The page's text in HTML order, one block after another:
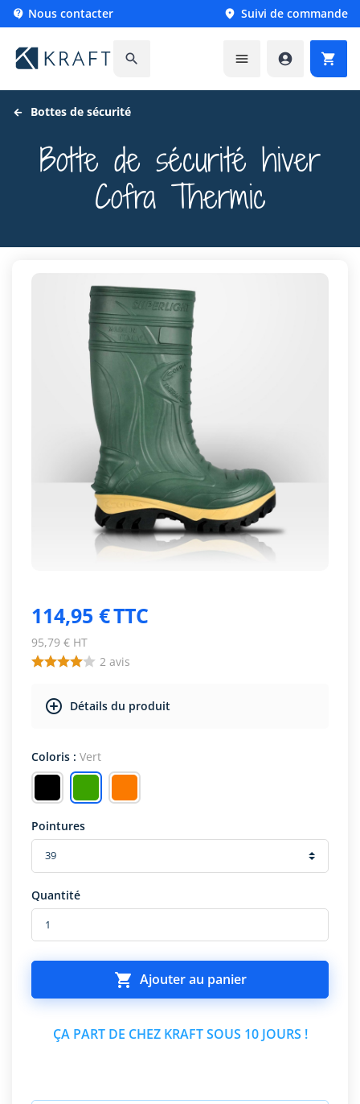
 Nous contacter  Suivi de commande
   
Bottes de sécurité
Botte de sécurité hiver
Cofra Thermic
114,95 €TTC
95,79 € HT
2 avis
Détails du produit
Coloris : Vert
Pointures
Quantité
 Ajouter au panier
ÇA PART DE CHEZ KRAFT SOUS 10 JOURS !